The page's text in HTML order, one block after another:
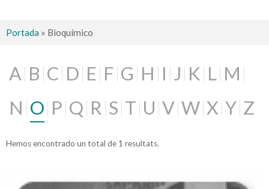
Portada » Bioquímico
A B C D E F G H I J K L M
N O P Q R S T U V W X Y Z
Hemos encontrado un total de 1 resultats.